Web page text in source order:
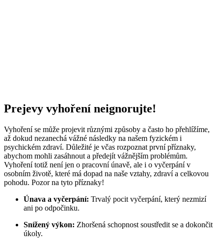
Prejevy vyhoření neignorujte!
Vyhoření se může projevit různými způsoby a často ho přehlížíme,
až dokud nezanechá vážné následky na našem fyzickém i
psychickém zdraví. Důležité je včas rozpoznat první příznaky,
abychom mohli zasáhnout a předejít vážnějším problémům.
Vyhoření totiž není jen o pracovní únavě, ale i o vyčerpání v
osobním životě, které má dopad na naše vztahy, zdraví a celkovou
pohodu. Pozor na tyto příznaky!
Únava a vyčerpání: Trvalý pocit vyčerpání, který nezmizí
ani po odpočinku.
Snížený výkon: Zhoršená schopnost soustředit se a dokončit
úkoly.